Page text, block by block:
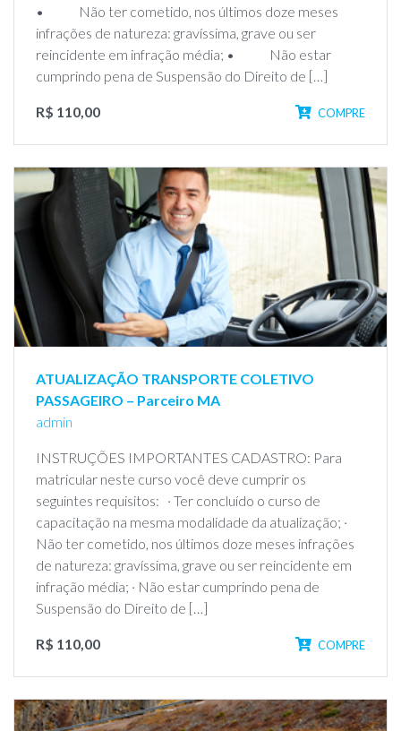
• Não ter cometido, nos últimos doze meses
infrações de natureza: gravíssima, grave ou ser
reincidente em infração média; • Não estar
cumprindo pena de Suspensão do Direito de […]
R$ 110,00 COMPRE
ATUALIZAÇÃO TRANSPORTE COLETIVO
PASSAGEIRO – Parceiro MA
admin
INSTRUÇÕES IMPORTANTES CADASTRO: Para
matricular neste curso você deve cumprir os
seguintes requisitos: · Ter concluído o curso de
capacitação na mesma modalidade da atualização; ·
Não ter cometido, nos últimos doze meses infrações
de natureza: gravíssima, grave ou ser reincidente em
infração média; · Não estar cumprindo pena de
Suspensão do Direito de […]
R$ 110,00 COMPRE